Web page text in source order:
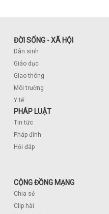
ĐỜI SỐNG - XÃ HỘI
Dân sinh
Giáo dục
Giao thông
Môi trường
Y tế
PHÁP LUẬT
Tin tức
Pháp đình
Hỏi đáp
CỘNG ĐỒNG MẠNG
Chia sẻ
Clip hài